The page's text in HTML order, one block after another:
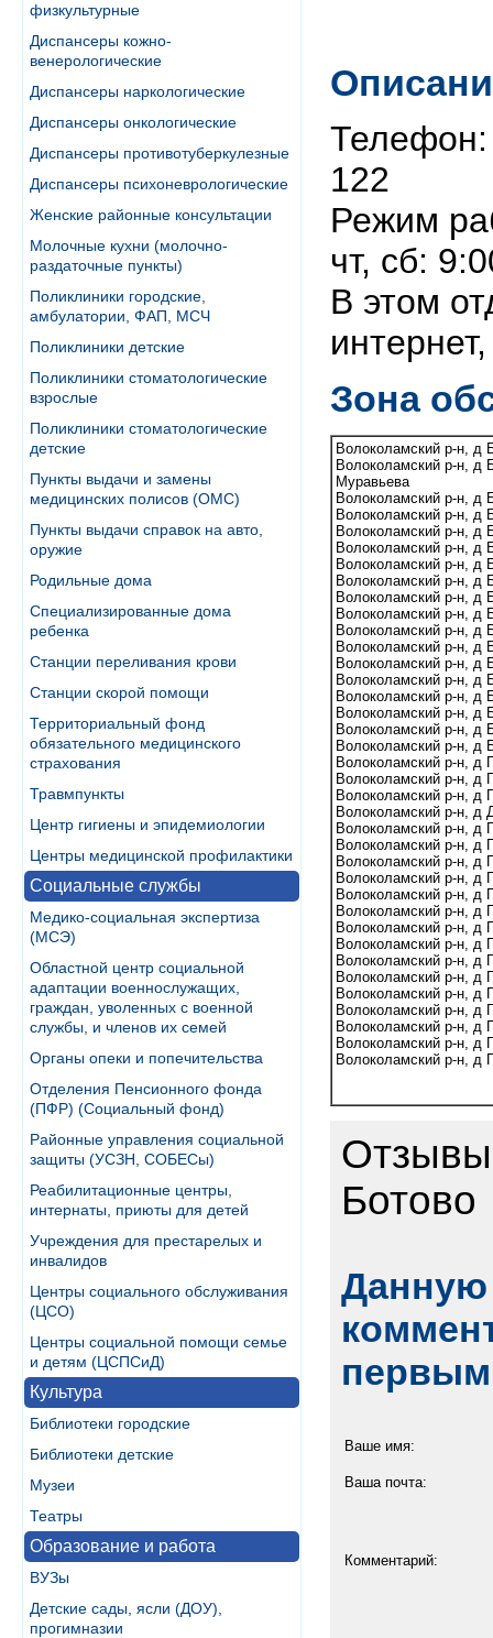
физкультурные
Диспансеры кожно-
венерологические
Диспансеры наркологические
Диспансеры онкологические
Диспансеры противотуберкулезные
Диспансеры психоневрологические
Женские районные консультации
Молочные кухни (молочно-
раздаточные пункты)
Поликлиники городские,
амбулатории, ФАП, МСЧ
Поликлиники детские
Поликлиники стоматологические
взрослые
Поликлиники стоматологические
детские
Пункты выдачи и замены
медицинских полисов (ОМС)
Пункты выдачи справок на авто,
оружие
Родильные дома
Специализированные дома
ребенка
Станции переливания крови
Станции скорой помощи
Территориальный фонд
обязательного медицинского
страхования
Травмпункты
Центр гигиены и эпидемиологии
Центры медицинской профилактики
Социальные службы
Медико-социальная экспертиза
(МСЭ)
Областной центр социальной
адаптации военнослужащих,
граждан, уволенных с военной
службы, и членов их семей
Органы опеки и попечительства
Отделения Пенсионного фонда
(ПФР) (Социальный фонд)
Районные управления социальной
защиты (УСЗН, СОБЕСы)
Реабилитационные центры,
интернаты, приюты для детей
Учреждения для престарелых и
инвалидов
Центры социального обслуживания
(ЦСО)
Центры социальной помощи семье
и детям (ЦСПСиД)
Культура
Библиотеки городские
Библиотеки детские
Музеи
Театры
Образование и работа
ВУЗы
Детские сады, ясли (ДОУ),
прогимназии
122
Режим
чт, сб:
В этом
Зона
Волоколамский р-н, д
Волоколамский р-н, д
Муравьева
Волоколамский р-н, д
Волоколамский р-н, д
Волоколамский р-н, д
Волоколамский р-н, д
Волоколамский р-н, д
Волоколамский р-н, д
Волоколамский р-н, д
Волоколамский р-н, д
Волоколамский р-н, д
Волоколамский р-н, д
Волоколамский р-н, д
Волоколамский р-н, д
Волоколамский р-н, д
Волоколамский р-н, д
Волоколамский р-н, д
Волоколамский р-н, д
Волоколамский р-н, д
Волоколамский р-н, д
Волоколамский р-н, д
Волоколамский р-н, д
Волоколамский р-н, д
Волоколамский р-н, д
Волоколамский р-н, д
Волоколамский р-н, д
Волоколамский р-н, д
Волоколамский р-н, д
Волоколамский р-н, д
Волоколамский р-н, д
Волоколамский р-н, д
Волоколамский р-н, д
Волоколамский р-н, д
Волоколамский р-н, д
Волоколамский р-н, д
Волоколамский р-н, д
Волоколамский р-н, д
Отзывы
Ботово
Данную
Ваше имя:
Ваша почта:
Комментарий: